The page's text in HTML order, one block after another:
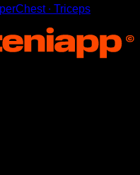
∙ Triceps